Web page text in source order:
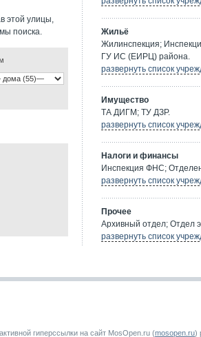
этой улицы,
поиска.
Жильё
Жилинспекция;
ГУ ИС (ЕИРЦ) района.
развернуть список
Имущество
ТА ДИГМ; ТУ ДЗР.
развернуть список
Налоги и финансы
Инспекция ФНС;
развернуть список
Прочее
Архивный отдел; Отдел
развернуть список
гиперссылки на сайт MosOpen.ru (mosopen.ru)